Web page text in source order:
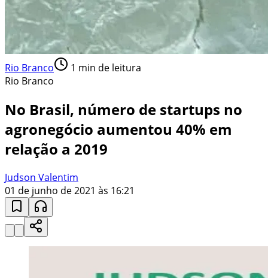
Rio Branco 1 min de leitura
Rio Branco
No Brasil, número de startups no
agronegócio aumentou 40% em
relação a 2019
Judson Valentim
01 de junho de 2021 às 16:21